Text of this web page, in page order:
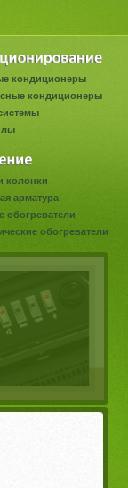
кондиционеры
кондиционеры
колонки
арматура
обогреватели
обогреватели